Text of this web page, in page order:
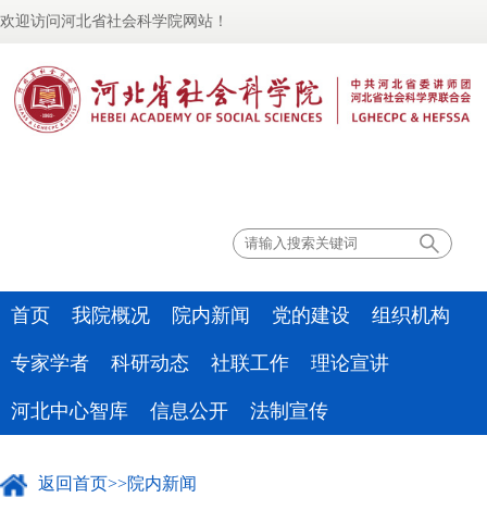
欢迎访问河北省社会科学院网站！
首页 我院概况 院内新闻 党的建设 组织机构
专家学者 科研动态 社联工作 理论宣讲
河北中心智库 信息公开 法制宣传
返回首页>>院内新闻